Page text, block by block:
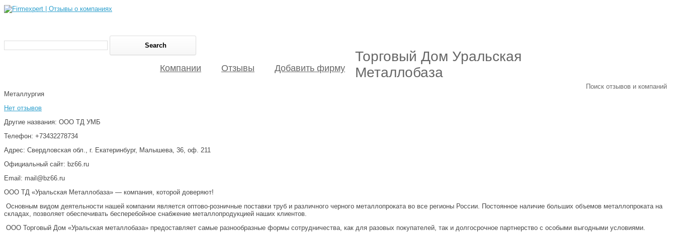
Поиск отзывов и компаний
Компании Отзывы Добавить фирму
Торговый Дом Уральская
Металлобаза
Металлургия
Нет отзывов
Другие названия: ООО ТД УМБ
Телефон: +73432278734
Адрес: Свердловская обл., г. Екатеринбург, Малышева, 36, оф. 211
Официальный сайт: bz66.ru
Email: mail@bz66.ru
ООО ТД «Уральская Металлобаза» — компания, которой доверяют!
Основным видом деятельности нашей компании является оптово-розничные поставки труб и различного черного металлопроката во все регионы России. Постоянное наличие больших объемов металлопроката на
складах, позволяет обеспечивать бесперебойное снабжение металлопродукцией наших клиентов.
ООО Торговый Дом «Уральская металлобаза» предоставляет самые разнообразные формы сотрудничества, как для разовых покупателей, так и долгосрочное партнерство с особыми выгодными условиями.